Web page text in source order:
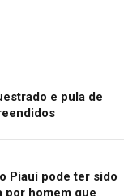
e pula de
Piauí pode ter sido
por homem que